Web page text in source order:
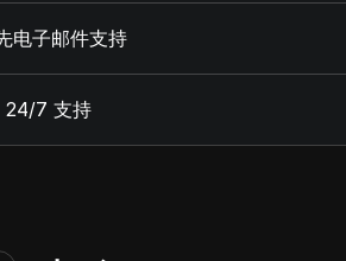
电子邮件支持
24/7 支持